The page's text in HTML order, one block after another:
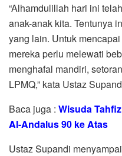
“Alhamdulillah hari ini
anak-anak kita. Tentunya
yang lain. Untuk
mereka perlu melewati
menghafal mandiri,
LPMQ,” kata Ustaz
Baca juga : Wisuda
Al-Andalus 90 ke Atas
Ustaz Supandi